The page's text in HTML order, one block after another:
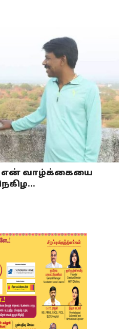
என் வாழ்க்கையை